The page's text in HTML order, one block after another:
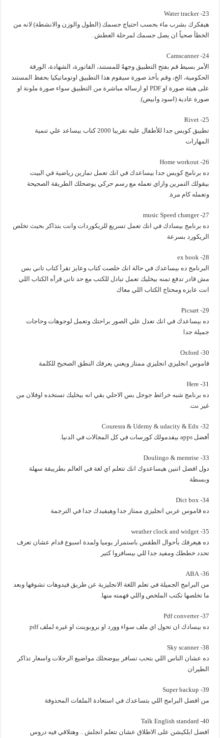
23- Water tracker
هيفكرك بشرب ماء بحسب احتياج جسمك (الطول والوزن والانشطة) لانه من
الخطأ صحياً ان يصل جسمك لمرحلة العطش .
24- Camscanner
الأمر بسيط قم بفتح التطبيق وجههُ للمستند، الفاتورة، الشهادة، الورقة
الحكومية، الخ، وقم بأخذ صورة سيقوم هذا التطبيق اوتوماتيكيا بحفظ المستند
على هيئة صورة او PDF او ارساله مباشرة من التطبيق سواء صورة ملونة او
صورة عادية (اسود وابيض).
25- Rivet
تطبيق كويس جدا للأطفال عليه نقريبا 2000 كتاب بيساعد علي تنمية
المهارات
26- Home workout
ده برنامج كويس جدا بيساعدك في انك تعمل تمارين رياضية في البيت
بيقولك التمرين وازاي تعمله مع رسم حركي يوضحلك الطريقة الصحيحة
وتعمله كام مرة.
27- music Speed changer
ده برنامج بيسادك في انك تعمل تسريع للريكوردات وانت بتذاكر بحيث تخلص
الريكورد بسرعة
28- ex book
البرنامج ده بيساعدك في حالة انك خلصت كتاب وعايز تقرأ كتاب تاني بس
مش قادر تدفع تمنه بيخليك تعمل تبادل للكتب مع حد تاني قرأه الكتاب اللي
انت عايزه ومحتاج الكتاب اللي معاك
29- Picsart
ده بيساعدك في انك تعدل علي الصور براحتك وتعمل لوجوهات وحاجات
جميلة جدا
30- Oxford
قاموس انجليزي انجليزي ممتاز ويعني يعرفك النطق الصحيح للكلمة
31- Here
ده برنامج شبه خرائط جوجل بس الاحلي بقي انه بيخليك تستخده اوفلان من
غير نت.
32- Couresra & Udemy & udacity & Edx
أفضل apps بيقدمولك كورسات في كل المجالات في الدنيا.
33- Doulingo & memrise
دول افضل اتنين هيساعدوك انك تتعلم اي لغة في العالم بطرييقة سهلة
وبسطة
34- Dict box
ده قاموس عربي انجليزي ممتاز جدا وهيفيدك جدا في الترجمة
35- weather clock and widget
ده هيعرفك بأحوال الطقس باستمرار يوميا ولمدة اسبوع قدام عشان تعرف
تحدد خططك ومفيد جدا للي بيسافروا كتير
36- ABA
من البرامج الجميلة في تعلم اللغة الانجليزية عن طريق فيدوهات تشوفها وبعد
ما تخلصها تكتب الملخص واللي فهمته منها.
37- Pdf converter
ده بيسادك ان تحول اي ملف سواء وورد او بروبوينت او غيره لملف pdf
38- Sky scanner
ده عشان الناس اللي بتحب تسافر بيوضحلك مواضيع الرحلات واسعار تذاكر
الطيران
39- Super backup
من افضل البرامج اللي بتساعدك في استعادة الملفات المحذوفة
40- Talk English standard
افضل ابلكيشن على الاطلاق عشان تتعلم انجلش .. وهتلاقي فيه دروس